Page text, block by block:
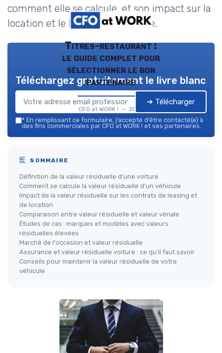
comment elle se calcule, et son impact sur la
location et le leasing automobile.
Titres-restaurant :
le guide complet pour
sélectionner le bon
partenaire
CFO at WORK ! — 2026
Téléchargez gratuitement le livre blanc
➔ Télécharger
* En remplissant ce formulaire, j’accepte d’être contacté(e) à
des fins commerciales par CFO at WORK ! et ses partenaires.
SOMMAIRE
Définition de la valeur résiduelle d'une voiture
Comment se calcule la valeur résiduelle d'un véhicule
Impact de la valeur résiduelle sur les contrats de leasing et
de location
Comparaison entre valeur résiduelle et valeur vénale
Études de cas : marques et modèles avec valeurs
résiduelles élevées
Marché de l'occasion et valeur résiduelle
Assurance et valeur résiduelle voiture : ce qu'il faut savoir
Conseils pour maintenir la valeur résiduelle de votre
véhicule